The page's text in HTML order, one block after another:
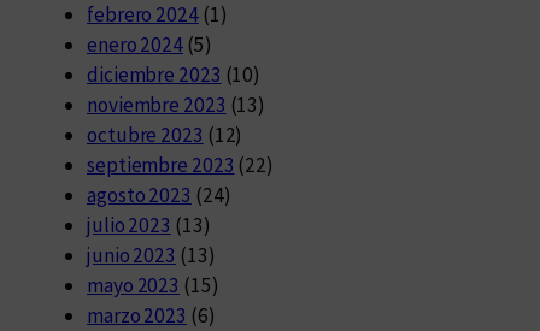
febrero 2024(1)
enero 2024 (5)
diciembre 2023 (10)
noviembre 2023 (13)
octubre 2023 (12)
septiembre 2023 (22)
agosto 2023 (24)
julio 2023 (13)
junio 2023 (13)
mayo 2023 (15)
marzo 2023 (6)